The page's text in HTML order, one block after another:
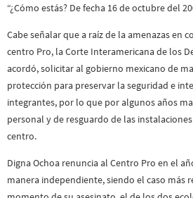
“¿Cómo estás? De fecha 16 de octubre del
Cabe señalar que a raíz de la amenazas en
centro Pro, la Corte Interamericana de los
acordó, solicitar al gobierno mexicano de
protección para preservar la seguridad e
integrantes, por lo que por algunos años
personal y de resguardo de las
centro.
Digna Ochoa renuncia al Centro Pro en el
manera independiente, siendo el caso más